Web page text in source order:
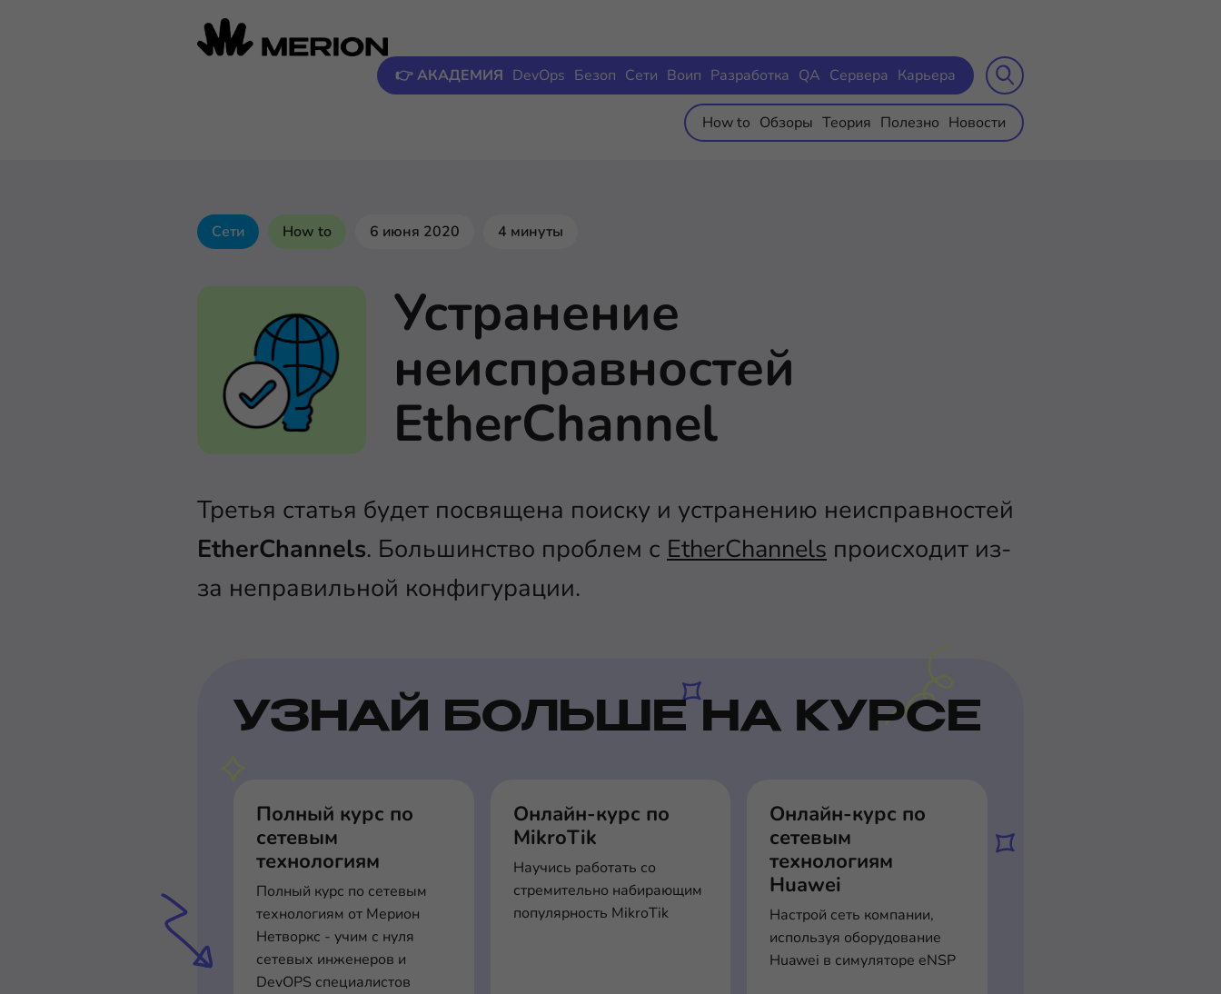
👉 АКАДЕМИЯ DevOps Безоп Сети Воип Разработка QA Сервера Карьера
How to Обзоры Теория Полезно Новости
Сети How to 6 июня 2020 4 минуты
Устранение
неисправностей
EtherChannel
Третья статья будет посвящена поиску и устранению неисправностей
EtherChannels. Большинство проблем с EtherChannels происходит из-
за неправильной конфигурации.
УЗНАЙ БОЛЬШЕ НА КУРСЕ
Полный курс по
сетевым
технологиям
Полный курс по сетевым
технологиям от Мерион
Нетворкс - учим с нуля
сетевых инженеров и
DevOPS специалистов
Онлайн-курс по
MikroTik
Научись работать со
стремительно набирающим
популярность MikroTik
Онлайн-курс по
сетевым
технологиям
Huawei
Настрой сеть компании,
используя оборудование
Huawei в симуляторе eNSP